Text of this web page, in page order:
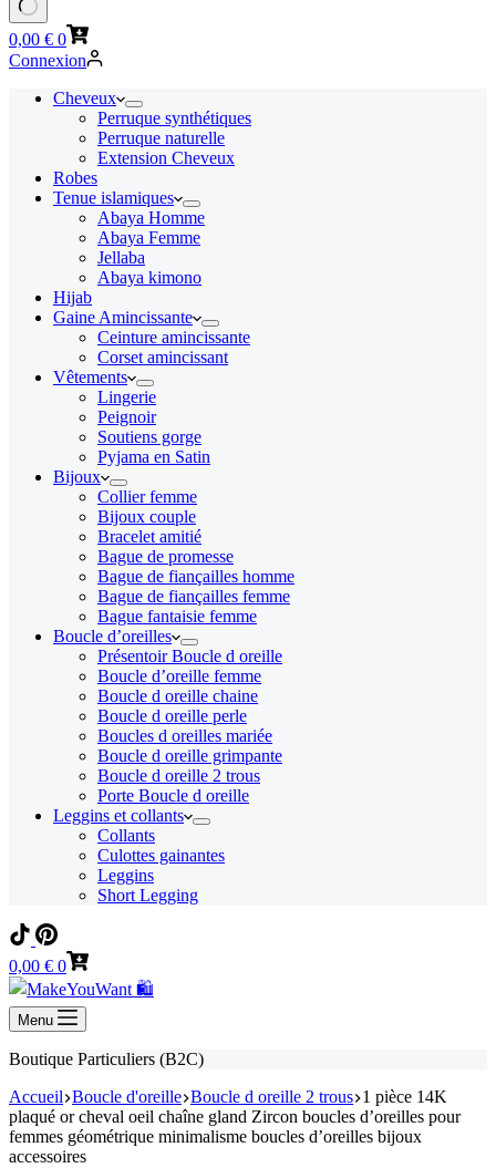
Panier
d’achat
0,00 € 0
Connexion
Cheveux
Perruque synthétiques
Perruque naturelle
Extension Cheveux
Robes
Tenue islamiques
Abaya Homme
Abaya Femme
Jellaba
Abaya kimono
Hijab
Gaine Amincissante
Ceinture amincissante
Corset amincissant
Vêtements
Lingerie
Peignoir
Soutiens gorge
Pyjama en Satin
Bijoux
Collier femme
Bijoux couple
Bracelet amitié
Bague de promesse
Bague de fiançailles homme
Bague de fiançailles femme
Bague fantaisie femme
Boucle d’oreilles
Présentoir Boucle d oreille
Boucle d’oreille femme
Boucle d oreille chaine
Boucle d oreille perle
Boucles d oreilles mariée
Boucle d oreille grimpante
Boucle d oreille 2 trous
Porte Boucle d oreille
Leggins et collants
Collants
Culottes gainantes
Leggins
Short Legging
Panier
d’achat
0,00 € 0
Menu
Boutique Particuliers (B2C)
Accueil Boucle d'oreille Boucle d oreille 2 trous 1 pièce 14K
plaqué or cheval oeil chaîne gland Zircon boucles d’oreilles pour
femmes géométrique minimalisme boucles d’oreilles bijoux
accessoires